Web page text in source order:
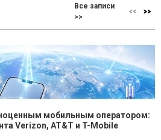
Все записи
>>
мобильным оператором:
Verizon, AT&T и T-Mobile